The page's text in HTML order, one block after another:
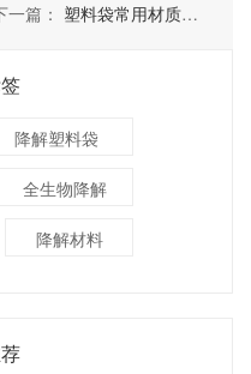
一篇： 塑料袋常用材质有几种
降解塑料袋
全生物降解
降解材料